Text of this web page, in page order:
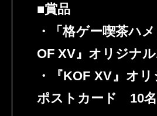
■賞品
・「格ゲー喫茶ハ
OF XV』オリジナ
・『KOF XV』オ
ポストカード 10